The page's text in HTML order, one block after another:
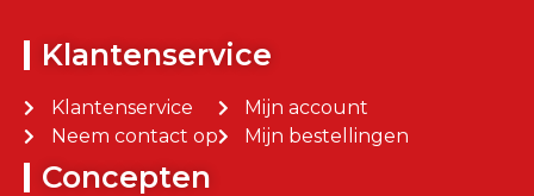
Klantenservice
Klantenservice
Neem contact op
Mijn account
Mijn bestellingen
Concepten